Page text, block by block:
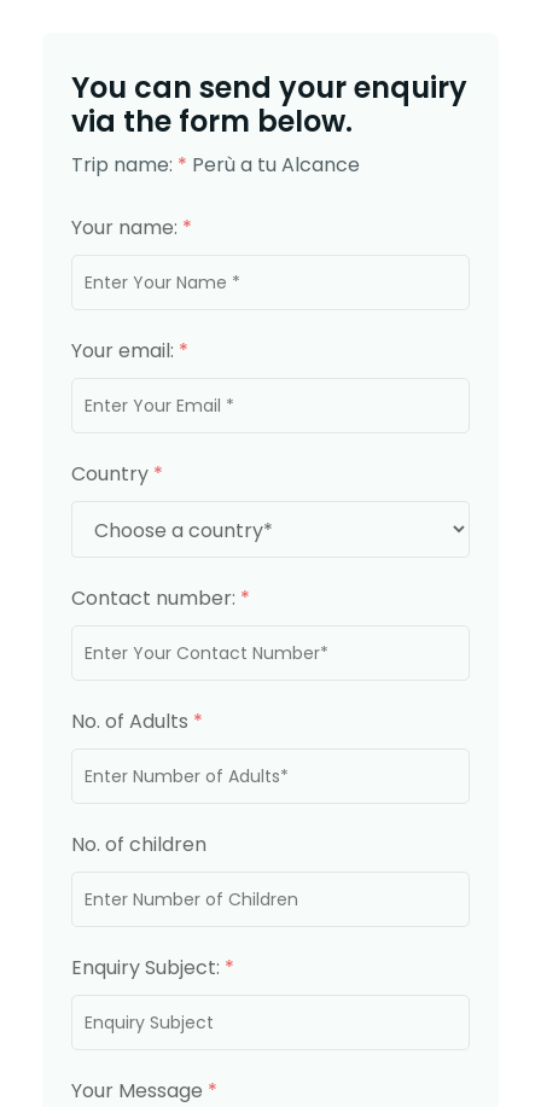
You can send your enquiry
via the form below.
Trip name: * Perù a tu Alcance
Your name: *
Your email: *
Country *
Contact number: *
No. of Adults *
No. of children
Enquiry Subject: *
Your Message *